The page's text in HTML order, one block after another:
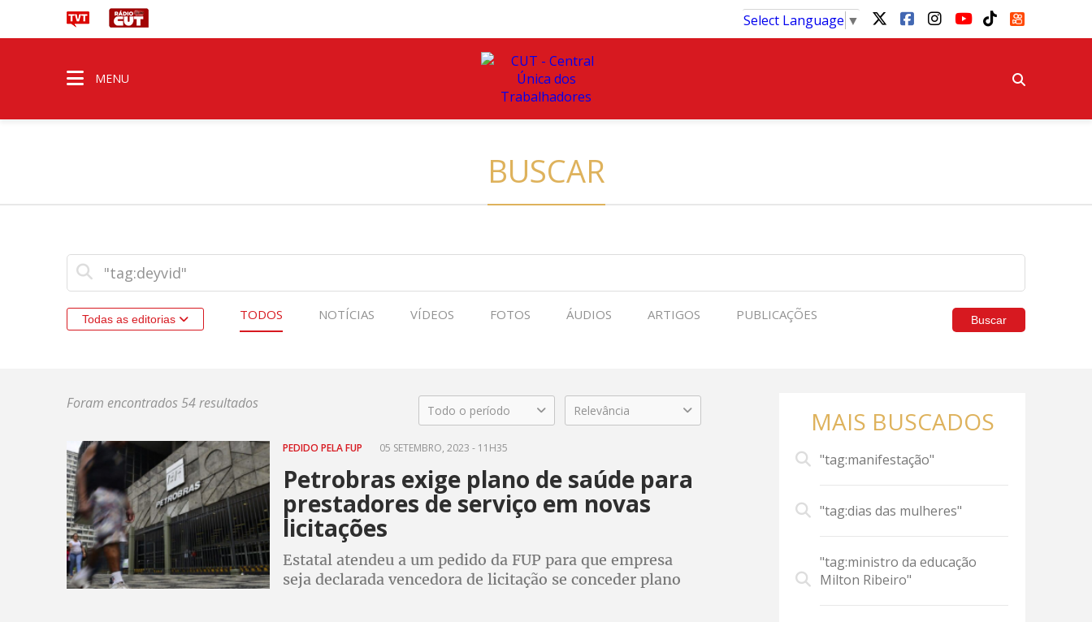
Select Language ▼
MENU
BUSCAR
Todas as editorias TODOS NOTÍCIAS VÍDEOS FOTOS ÁUDIOS ARTIGOS PUBLICAÇÕES Buscar
Foram encontrados 54 resultados Todo o período Relevância
PEDIDO PELA FUP 05 SETEMBRO, 2023 - 11H35
Petrobras exige plano de saúde para
prestadores de serviço em novas
licitações
Estatal atendeu a um pedido da FUP para que empresa
seja declarada vencedora de licitação se conceder plano
MAIS BUSCADOS
"tag:manifestação"
"tag:dias das mulheres"
"tag:ministro da educação
Milton Ribeiro"